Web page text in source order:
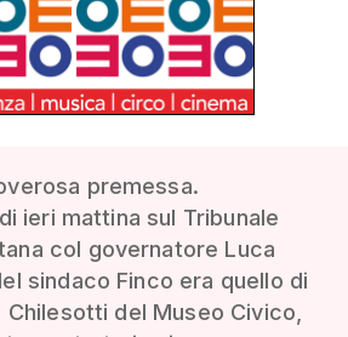
premessa.
ieri mattina sul Tribunale
col governatore Luca
sindaco Finco era quello di
Chilesotti del Museo Civico,